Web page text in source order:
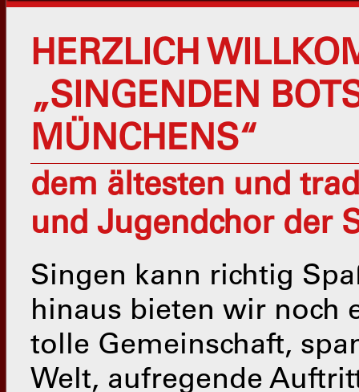
HERZLICH
„SINGENDEN
MÜNCHENS“
dem ältesten und
und Jugendchor der
Singen kann richtig
hinaus bieten wir noch
tolle Gemeinschaft,
Welt, aufregende